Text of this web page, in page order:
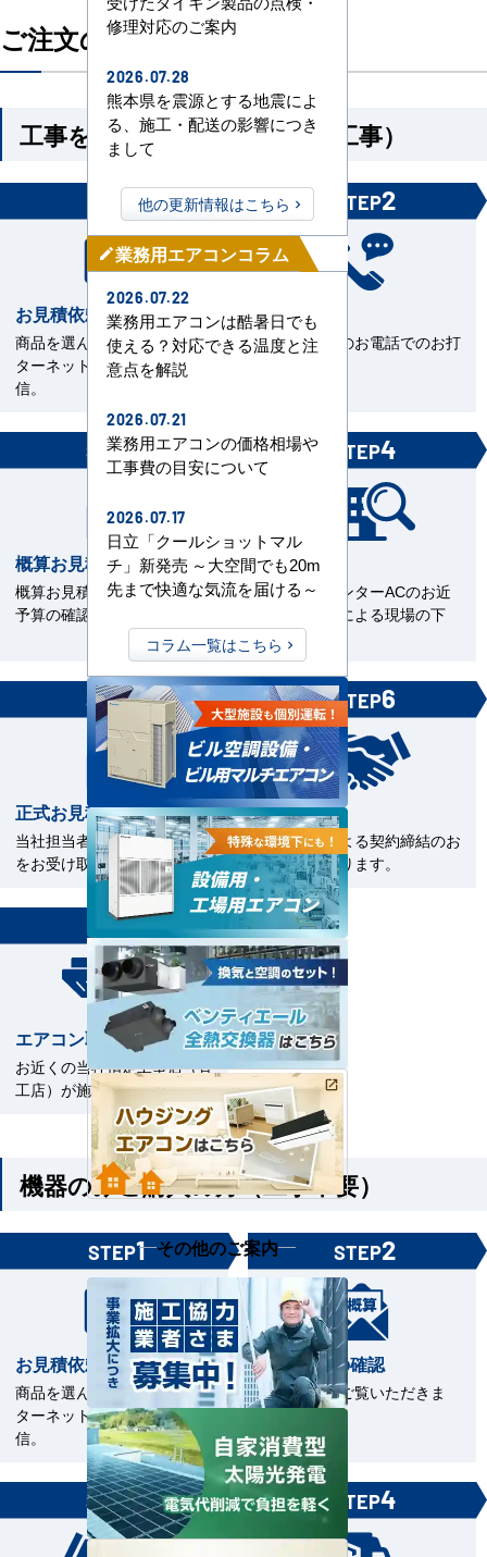
ご注文の流れ
工事を依頼される方（機器＋工事）
1
お見積依頼
商品を選んで見積依頼をイン
ターネットまたはFAXで送
信。
STEP2
お打合せ
当社担当とのお電話でのお打
STEP3
概算お見積書を確認
概算お見積をご覧いただきご
予算の確認。
STEP4
現場下見
エアコンセンターACのお近
くの直工店による現場の下
見。
STEP5
正式お見積書の確認
当社担当者から正式お見積書
をお受け取下さい。
STEP6
ご契約
電子契約による契約締結のお
手続きとなります。
STEP7
エアコン取付工事
お近くの当社指定工事店（直
工店）が施工いたします。
機器のみご購入の方（工事不要）
STEP1
お見積依頼
商品を選んで見積依頼をイン
ターネットまたはFAXで送
信。
STEP2
お見積書の確認
お見積書をご覧いただきま
す。
STEP3 STEP4
修理対応のご案内
2026.07.28
熊本県を震源とする地震によ
る、施工・配送の影響につき
まして
他の更新情報はこちら
mode_edit業務用エアコンコラム
2026.07.22
業務用エアコンは酷暑日でも
使える？対応できる温度と注
意点を解説
2026.07.21
業務用エアコンの価格相場や
工事費の目安について
2026.07.17
日立「クールショットマル
チ」新発売 ～大空間でも20m
先まで快適な気流を届ける～
コラム一覧はこちら
その他のご案内